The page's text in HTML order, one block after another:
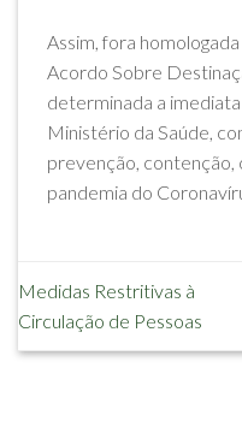
Assim, fora
Acordo Sobre
determinada a
Ministério da Saúde,
prevenção, contenção,
pandemia do
Medidas Restritivas à
Circulação de Pessoas